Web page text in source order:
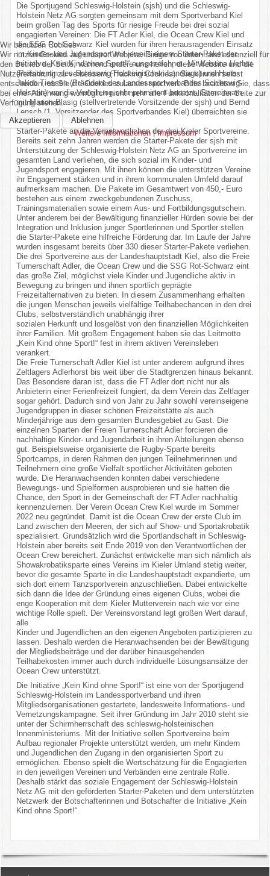
Die Sportjugend Schleswig-Holstein (sjsh) und die Schleswig-
Holstein Netz AG sorgten gemeinsam mit dem Sportverband Kiel
beim großen Tag des Sports für riesige Freude bei drei sozial
engagierten Vereinen: Die FT Adler Kiel, die Ocean Crew Kiel und
die SSG Rot-Schwarz Kiel wurden für ihren herausragenden Einsatz
im Kinder- und Jugendsport mit jeweils einem Starter-Paket der
Initiative „Kein Kind ohne Sport!“ ausgezeichnet. Mit Kristina Herbst
(Präsidentin des Schleswig-Holsteinischen Landtags) und Hans-
Jakob Tiessen (Präsident des Landessportverbandes Schleswig-
Holstein) war die Verleihung sehr prominent besetzt. Gemeinsam
mit Marion Blasig (stellvertretende Vorsitzende der sjsh) und Bernd
Lensch (1. Vorsitzender des Sportverbandes Kiel) überreichten sie
die
Starter-Pakete an die Verantwortlichen der drei Kieler Sportvereine.
Bereits seit zehn Jahren werden die Starter-Pakete der sjsh mit
Unterstützung der Schleswig-Holstein Netz AG an Sportvereine im
gesamten Land verliehen, die sich sozial im Kinder- und
Jugendsport engagieren. Mit ihnen können die unterstützen Vereine
ihr Engagement stärken und in ihrem kommunalen Umfeld darauf
aufmerksam machen. Die Pakete im Gesamtwert von 450,- Euro
bestehen aus einem zweckgebundenen Zuschuss,
Trainingsmaterialien sowie einem Aus- und Fortbildungsgutschein.
Unter anderem bei der Bewältigung finanzieller Hürden sowie bei der
Integration und Inklusion junger Sportlerinnen und Sportler stellen
die Starter-Pakete eine hilfreiche Förderung dar. Im Laufe der Jahre
wurden insgesamt bereits über 330 dieser Starter-Pakete verliehen.
Die drei Sportvereine aus der Landeshauptstadt Kiel, also die Freie
Turnerschaft Adler, die Ocean Crew und die SSG Rot-Schwarz eint
das große Ziel, möglichst viele Kinder und Jugendliche aktiv in
Bewegung zu bringen und ihnen sportlich geprägte
Freizeitalternativen zu bieten. In diesem Zusammenhang erhalten
die jungen Menschen jeweils vielfältige Teilhabechancen in den drei
Clubs, selbstverständlich unabhängig ihrer
sozialen Herkunft und losgelöst von den finanziellen Möglichkeiten
ihrer Familien. Mit großem Engagement haben sie das Leitmotto
„Kein Kind ohne Sport!“ fest in ihrem aktiven Vereinsleben
verankert.
Die Freie Turnerschaft Adler Kiel ist unter anderem aufgrund ihres
Zeltlagers Adlerhorst bis weit über die Stadtgrenzen hinaus bekannt.
Das Besondere daran ist, dass die FT Adler dort nicht nur als
Anbieterin einer Ferienfreizeit fungiert, da dem Verein das Zeltlager
sogar gehört. Dadurch sind von Jahr zu Jahr sowohl vereinseigene
Jugendgruppen in dieser schönen Freizeitstätte als auch
Minderjährige aus dem gesamten Bundesgebiet zu Gast. Die
einzelnen Sparten der Freien Turnerschaft Adler forcieren die
nachhaltige Kinder- und Jugendarbeit in ihren Abteilungen ebenso
gut. Beispielsweise organisierte die Rugby-Sparte bereits
Sportcamps, in deren Rahmen den jungen Teilnehmerinnen und
Teilnehmern eine große Vielfalt sportlicher Aktivitäten geboten
wurde. Die Heranwachsenden konnten dabei verschiedene
Bewegungs- und Spielformen ausprobieren und sie hatten die
Chance, den Sport in der Gemeinschaft der FT Adler nachhaltig
kennenzulernen. Der Verein Ocean Crew Kiel wurde im Sommer
2022 neu gegründet. Damit ist die Ocean Crew der erste Club im
Land zwischen den Meeren, der sich auf Show- und Sportakrobatik
spezialisiert. Grundsätzlich wird die Sportlandschaft in Schleswig-
Holstein aber bereits seit Ende 2019 von den Verantwortlichen der
Ocean Crew bereichert. Zunächst entwickelte man sich nämlich als
Showakrobatiksparte eines Vereins im Kieler Umland stetig weiter,
bevor die gesamte Sparte in die Landeshauptstadt expandierte, um
sich dort einem Tanzsportverein anzuschließen. Dabei entwickelte
sich dann die Idee der Gründung eines eigenen Clubs, wobei die
enge Kooperation mit dem Kieler Mutterverein nach wie vor eine
wichtige Rolle spielt. Der Vereinsvorstand legt großen Wert darauf,
alle
Kinder und Jugendlichen an den eigenen Angeboten partizipieren zu
lassen. Deshalb werden die Heranwachsenden bei der Bewältigung
der Mitgliedsbeiträge und der darüber hinausgehenden
Teilhabekosten immer auch durch individuelle Lösungsansätze der
Ocean Crew unterstützt.
Die Initiative „Kein Kind ohne Sport!“ ist eine von der Sportjugend
Schleswig-Holstein im Landessportverband und ihren
Mitgliedsorganisationen gestartete, landesweite Informations- und
Vernetzungskampagne. Seit ihrer Gründung im Jahr 2010 steht sie
unter der Schirmherrschaft des schleswig-holsteinischen
Innenministeriums. Mit der Initiative sollen Sportvereine beim
Aufbau regionaler Projekte unterstützt werden, um mehr Kindern
und Jugendlichen den Zugang in den organisierten Sport zu
ermöglichen. Ebenso spielt die Wertschätzung für die Engagierten
in den jeweiligen Vereinen und Verbänden eine zentrale Rolle.
Deshalb stärkt das soziale Engagement der Schleswig-Holstein
Netz AG mit den geförderten Starter-Paketen und dem unterstützten
Netzwerk der Botschafterinnen und Botschafter die Initiative „Kein
Kind ohne Sport!“.
Wir benutzen Cookies
Wir nutzen Cookies auf unserer Website. Einige von ihnen sind essenziell für
den Betrieb der Seite, während andere uns helfen, diese Website und die
Nutzererfahrung zu verbessern (Tracking Cookies). Sie können selbst
entscheiden, ob Sie die Cookies zulassen möchten. Bitte beachten Sie, dass
bei einer Ablehnung womöglich nicht mehr alle Funktionalitäten der Seite zur
Verfügung stehen.
Akzeptieren
Ablehnen
Weitere Informationen|Impressum